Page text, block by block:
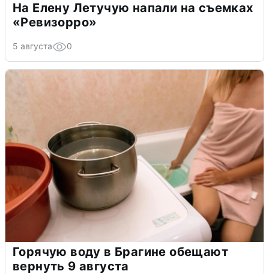
На Елену Летучую напали на съемках
«Ревизорро»
5 августа 0
Горячую воду в Брагине обещают
вернуть 9 августа